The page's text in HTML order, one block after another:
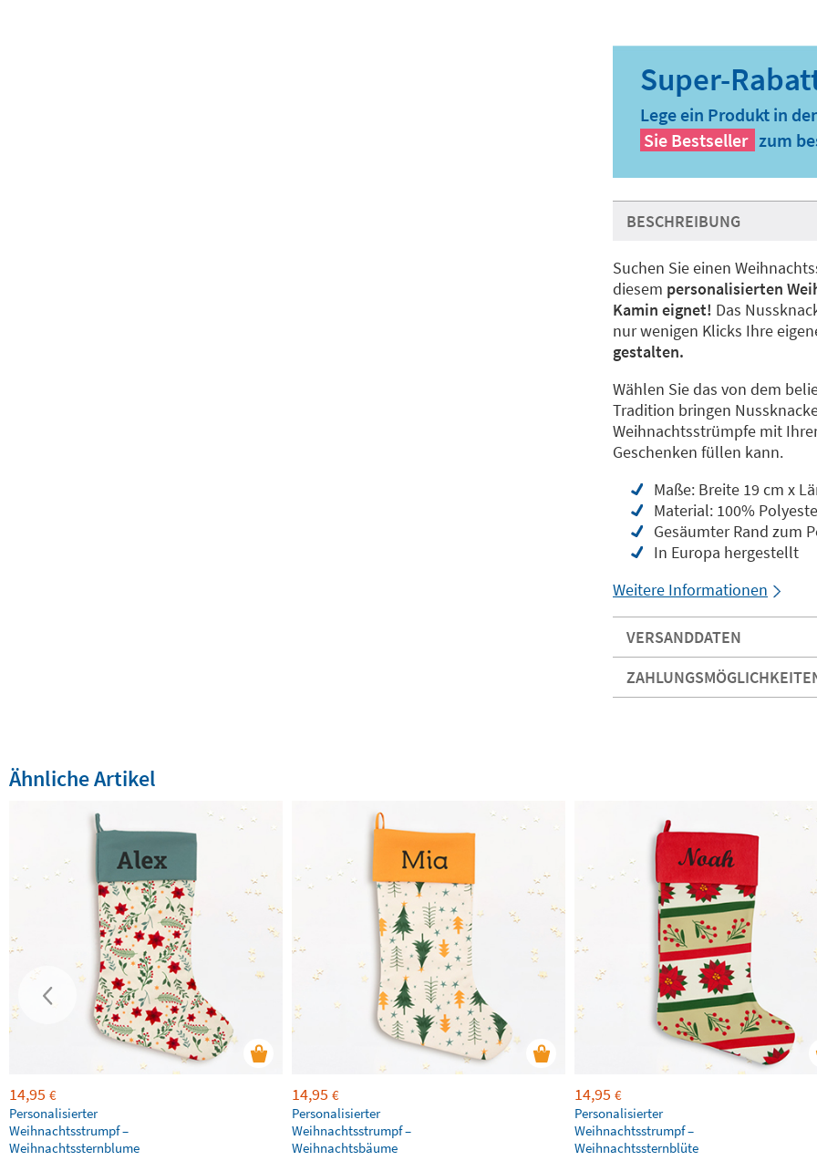
Lege ein Produkt in
Sie Bestseller zum
BESCHREIBUNG
Suchen Sie einen
diesem personalisierten
Kamin eignet! Das
nur wenigen Klicks Ihre
gestalten.
Wählen Sie das von dem
Tradition bringen
Weihnachtsstrümpfe mit
Geschenken füllen kann.
Maße: Breite 19 cm x
Material: 100%
Gesäumter Rand zum
In Europa hergestellt
Weitere Informationen
VERSANDDATEN
Ähnliche Artikel
14,95 €
Personalisierter
Weihnachtsstrumpf –
Weihnachtssternblume
14,95 €
Personalisierter
Weihnachtsstrumpf –
Weihnachtsbäume
14,95 €
Personalisierter
Weihnachtsstrumpf –
Weihnachtssternblüte